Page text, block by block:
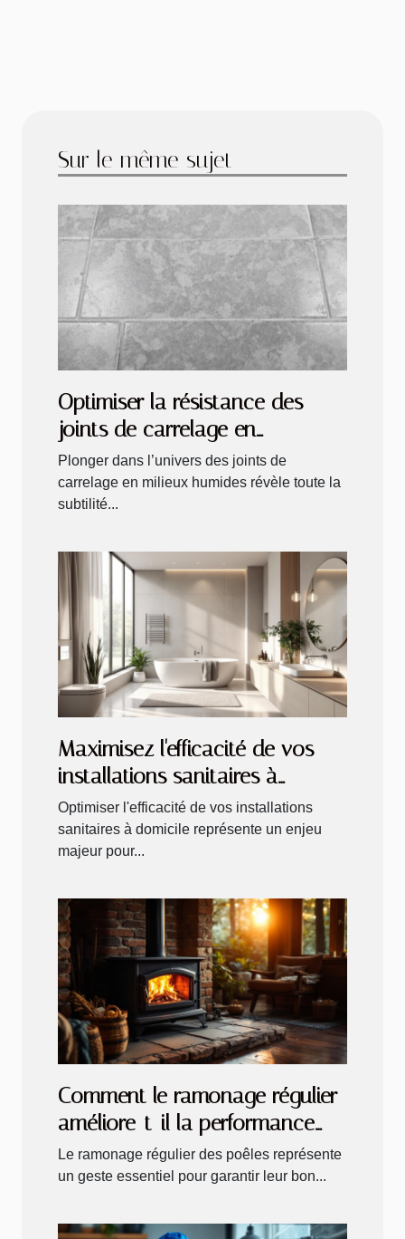
Sur le même sujet
Optimiser la résistance des
joints de carrelage en
conditions humides
Plonger dans l’univers des joints de
carrelage en milieux humides révèle toute la
subtilité...
Maximisez l'efficacité de vos
installations sanitaires à
domicile
Optimiser l'efficacité de vos installations
sanitaires à domicile représente un enjeu
majeur pour...
Comment le ramonage régulier
améliore-t-il la performance
des poêles ?
Le ramonage régulier des poêles représente
un geste essentiel pour garantir leur bon...